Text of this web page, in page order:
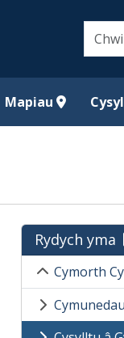
Search
Mapiau
Rydych yma
Cymorth